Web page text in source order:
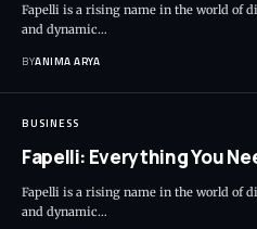
Fapelli is a rising name in the world of
and dynamic…
BYANIMA ARYA
BUSINESS
Fapelli: Everything You
Fapelli is a rising name in the world of
and dynamic…